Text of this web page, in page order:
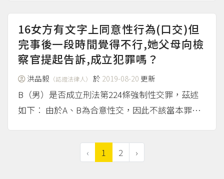
婚罪、2020年5月遭宣告違憲的通姦罪。而其中誘
拐他人離開原本家庭的行為，因為會妨害別人家...
（more...）
16女方有文字上同意性行為(口交)但
完事後一段時間覺得不行,她父母向檢
察官提起告訴,成立犯罪嗎？
洪品毅 （認證法律人） 於 2019-08-20 更新
B（男）是否成立刑法第224條強制性交罪，茲述
如下︰ 由於A、B為合意性交，因此不該當本罪之
該當，B不成立本罪。 B（男）是否成立刑法第227
條與幼童性交罪，茲述如下︰ 由於A、B已經年滿
‹ 1 2 ›